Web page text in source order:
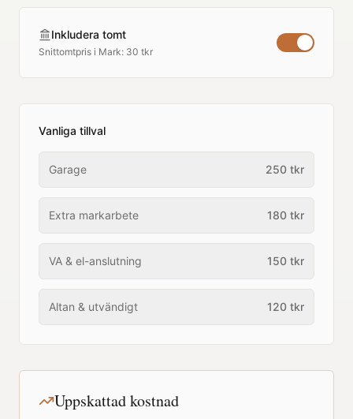
Inkludera tomt
Snittomtpris i Mark: 30 tkr
Vanliga tillval
Garage 250 tkr
Extra markarbete 180 tkr
VA & el-anslutning 150 tkr
Altan & utvändigt 120 tkr
Uppskattad kostnad